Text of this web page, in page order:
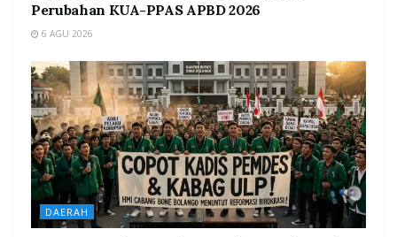
Perubahan KUA-PPAS APBD 2026
6 AGU 2026
DAERAH